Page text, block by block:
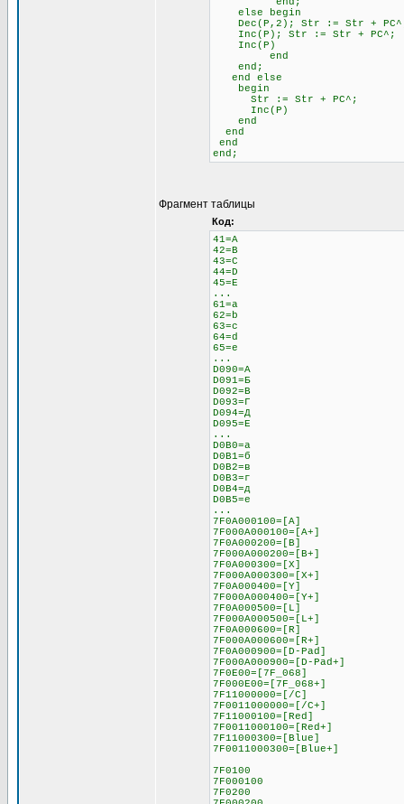
else begin \\
Dec(P,2); Str := Str +
Inc(P); Str := Str + PC^;
Inc(P)
end
end;
end else \\ Если
begin
Str := Str + PC^;
Inc(P)
end
end
end
end;
Фрагмент таблицы
Код:
41=A
42=B
43=C
44=D
45=E
...
61=a
62=b
63=c
64=d
65=e
...
D090=А
D091=Б
D092=В
D093=Г
D094=Д
D095=Е
...
D0B0=а
D0B1=б
D0B2=в
D0B3=г
D0B4=д
D0B5=е
...
7F0A000100=[A]
7F000A000100=[A+]
7F0A000200=[B]
7F000A000200=[B+]
7F0A000300=[X]
7F000A000300=[X+]
7F0A000400=[Y]
7F000A000400=[Y+]
7F0A000500=[L]
7F000A000500=[L+]
7F0A000600=[R]
7F000A000600=[R+]
7F0A000900=[D-Pad]
7F000A000900=[D-Pad+]
7F0E00=[7F_068]
7F000E00=[7F_068+]
7F11000000=[/C]
7F0011000000=[/C+]
7F11000100=[Red]
7F0011000100=[Red+]
7F11000300=[Blue]
7F0011000300=[Blue+]
7F0100
7F000100
7F0200